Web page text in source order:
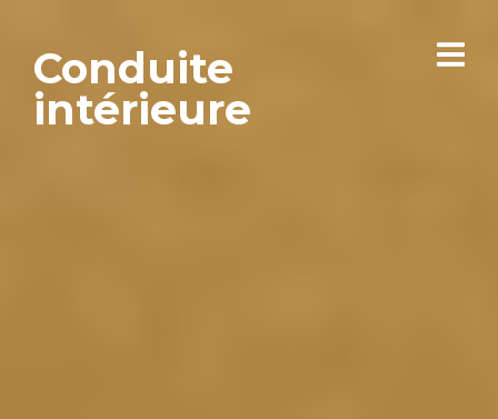
Conduite
intérieure